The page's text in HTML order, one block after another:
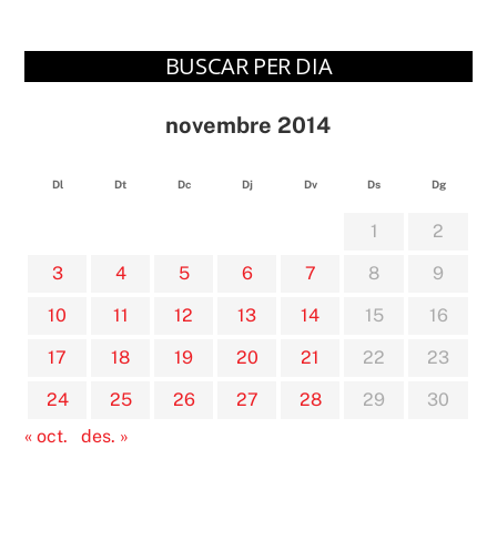
BUSCAR PER DIA
novembre 2014
Dl Dt Dc Dj Dv Ds Dg
1
2
3
4 5 6 7 8
9
10
11 12 13 14 15
16
17
18 19 20 21 22
23
24
25 26 27 28 29
30
« oct.
des. »